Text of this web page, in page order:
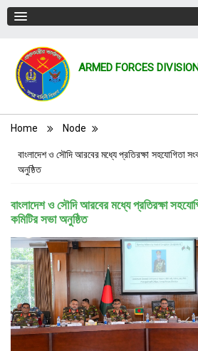
ARMED FORCES
Breadcrumb
Home Node
বাংলাদেশ ও সৌদি আরবের মধ্যে প্রতিরক্ষা সহযোগিতা
অনুষ্ঠিত
বাংলাদেশ ও সৌদি আরবের মধ্যে প্রতিরক্ষা
কমিটির সভা অনুষ্ঠিত